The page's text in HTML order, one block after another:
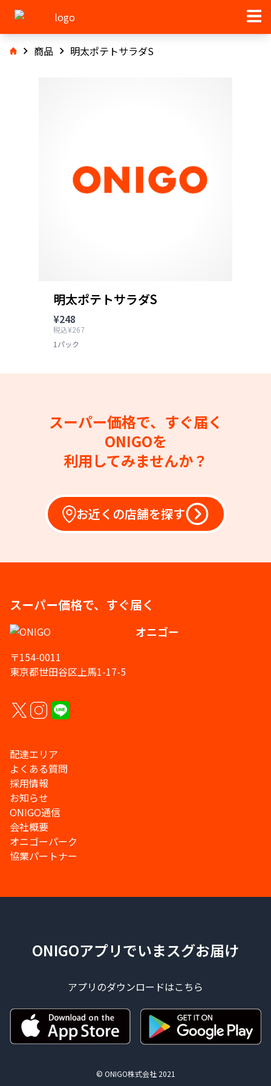
商品 明太ポテトサラダS
明太ポテトサラダS
¥248
税込¥267
1パック
スーパー価格で、すぐ届く
ONIGOを
利用してみませんか？
お近くの店舗を探す
スーパー価格で、すぐ届く
オニゴー
〒154-0011
東京都世田谷区上馬1-17-5
配達エリア
よくある質問
採用情報
お知らせ
ONIGO通信
会社概要
オニゴーパーク
協業パートナー
ONIGOアプリでいまスグお届け
アプリのダウンロードはこちら
© ONIGO株式会社 2021